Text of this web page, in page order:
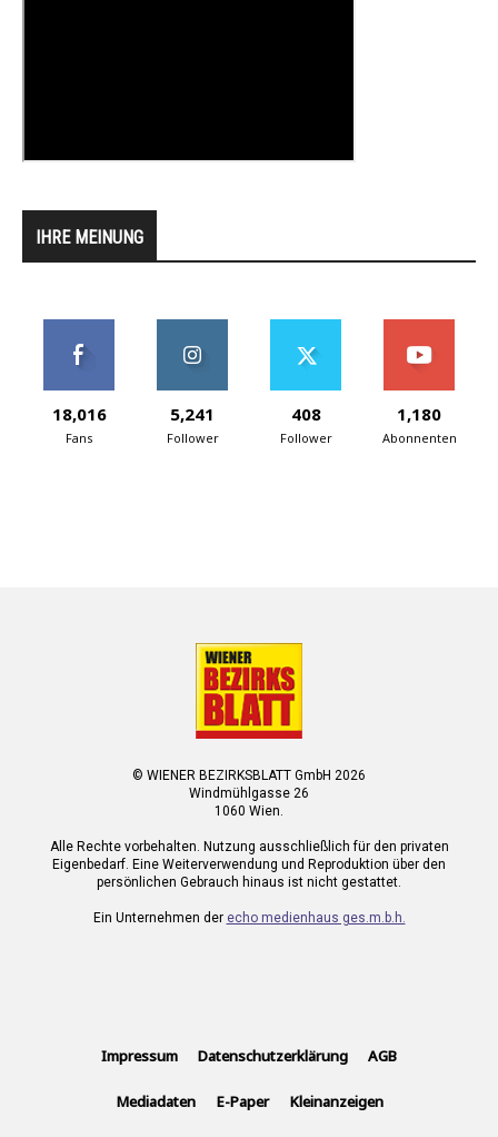
IHRE MEINUNG
18,016
Fans
5,241
Follower
408
Follower
1,180
Abonnenten
© WIENER BEZIRKSBLATT GmbH 2026
Windmühlgasse 26
1060 Wien.
Alle Rechte vorbehalten. Nutzung ausschließlich für den privaten
Eigenbedarf. Eine Weiterverwendung und Reproduktion über den
persönlichen Gebrauch hinaus ist nicht gestattet.
Ein Unternehmen der echo medienhaus ges.m.b.h.
Impressum Datenschutzerklärung AGB
Mediadaten E-Paper Kleinanzeigen